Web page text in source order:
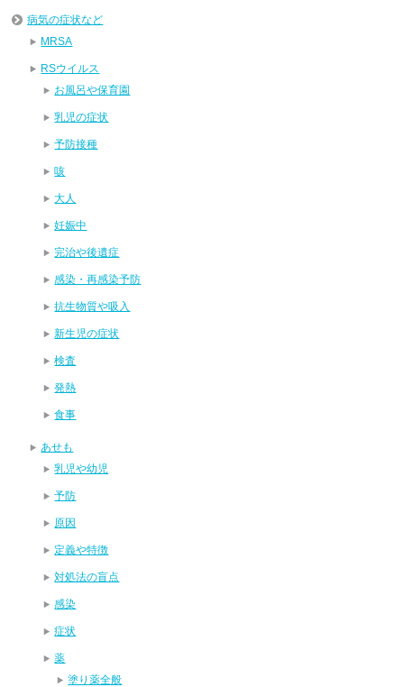
病気の症状など
MRSA
RSウイルス
お風呂や保育園
乳児の症状
予防接種
咳
大人
妊娠中
完治や後遺症
感染・再感染予防
抗生物質や吸入
新生児の症状
検査
発熱
食事
あせも
乳児や幼児
予防
原因
定義や特徴
対処法の盲点
感染
症状
薬
塗り薬全般